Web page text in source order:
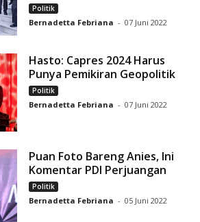
Politik
Bernadetta Febriana - 07 Juni 2022
Hasto: Capres 2024 Harus
Punya Pemikiran Geopolitik
Politik
Bernadetta Febriana - 07 Juni 2022
Puan Foto Bareng Anies, Ini
Komentar PDI Perjuangan
Politik
Bernadetta Febriana - 05 Juni 2022